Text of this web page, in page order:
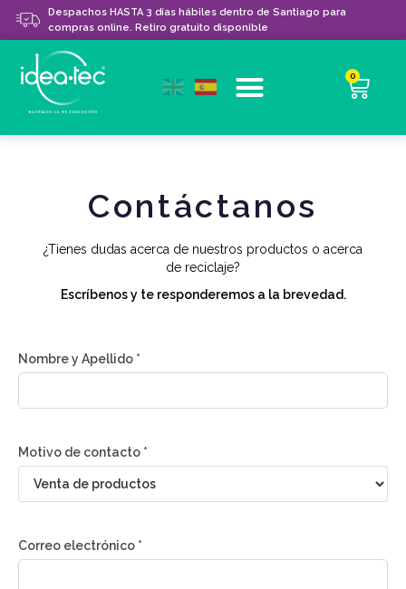
Despachos HASTA 3 días hábiles dentro de Santiago para
compras online. Retiro gratuito disponible
0
Contáctanos
¿Tienes dudas acerca de nuestros productos o acerca
de reciclaje?
Escríbenos y te responderemos a la brevedad.
Nombre y Apellido *
Motivo de contacto *
Correo electrónico *